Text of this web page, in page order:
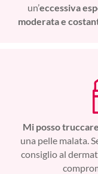
un’eccessiva
moderata e
Mi posso
una pelle malata.
consiglio al